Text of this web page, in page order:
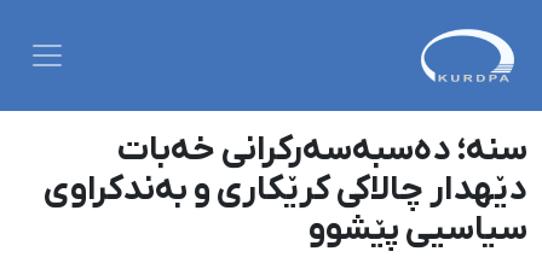
سنە؛ دەسبەسەرکرانی خەبات
دێهدار چالاکی کرێکاری و بەندکراوی
سیاسیی پێشوو